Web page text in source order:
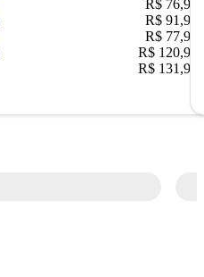
R$ 76,90
R$ 91,90
R$ 77,90
R$ 120,90
R$ 131,90